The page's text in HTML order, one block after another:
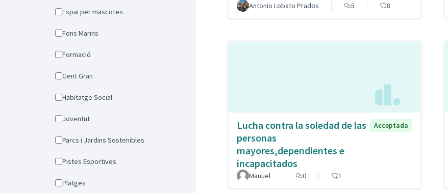
Espai per mascotes
Fons Marins
Formació
Gent Gran
Habitatge Social
Joventut
Parcs i Jardins Sostenibles
Pistes Esportives
Platges
Antonio Lobato Prados 5 8
Lucha contra la soledad de las
personas
mayores,dependientes e
incapacitados
Acceptada
Manuel 0 1